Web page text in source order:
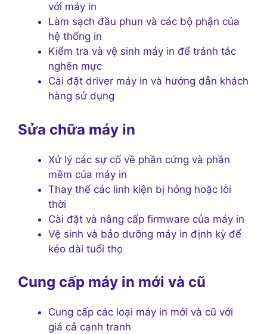
với máy in
Làm sạch đầu phun và các bộ phận của
hệ thống in
Kiểm tra và vệ sinh máy in để tránh tắc
nghẽn mực
Cài đặt driver máy in và hướng dẫn khách
hàng sử dụng
Sửa chữa máy in
Xử lý các sự cố về phần cứng và phần
mềm của máy in
Thay thế các linh kiện bị hỏng hoặc lỗi
thời
Cài đặt và nâng cấp firmware của máy in
Vệ sinh và bảo dưỡng máy in định kỳ để
kéo dài tuổi thọ
Cung cấp máy in mới và cũ
Cung cấp các loại máy in mới và cũ với
giá cả cạnh tranh